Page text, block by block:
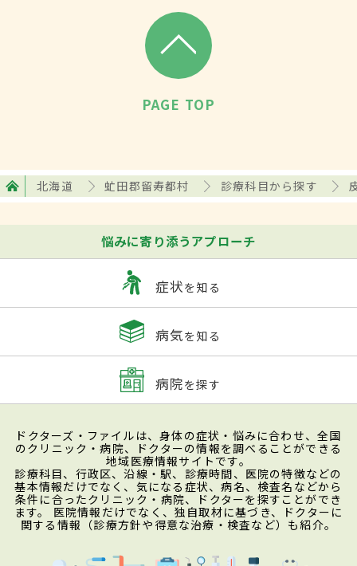
PAGE TOP
北海道 虻田郡留寿都村 診療科目から探す
悩みに寄り添うアプローチ
症状を知る
病気を知る
病院を探す
ドクターズ・ファイルは、身体の症状・悩みに合わせ、全国
のクリニック・病院、ドクターの情報を調べることができる
地域医療情報サイトです。
診療科目、行政区、沿線・駅、診療時間、医院の特徴などの
基本情報だけでなく、気になる症状、病名、検査名などから
条件に合ったクリニック・病院、ドクターを探すことができ
ます。 医院情報だけでなく、独自取材に基づき、ドクターに
関する情報（診療方針や得意な治療・検査など）も紹介。